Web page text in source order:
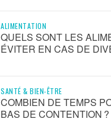
ALIMENTATION
QUELS SONT LES
ÉVITER EN CAS DE
SANTÉ & BIEN-ÊTRE
COMBIEN DE TEMPS
BAS DE CONTENTION ?